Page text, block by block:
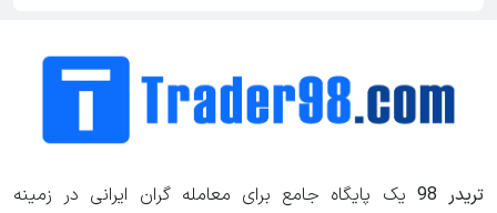
تریدر 98
یک پایگاه جامع برای معامله گران ایرانی در زمینه